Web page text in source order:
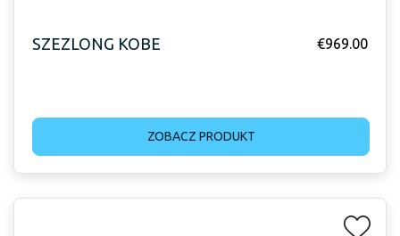
SZEZLONG KOBE €969.00
ZOBACZ PRODUKT